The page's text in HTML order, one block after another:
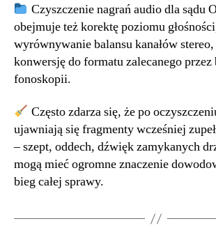
Czyszczenie nagrań audio dla sądu
obejmuje też korektę poziomu
wyrównywanie balansu kanałów
konwersję do formatu zalecanego przez
fonoskopii.
Często zdarza się, że po
ujawniają się fragmenty wcześniej
– szept, oddech, dźwięk zamykanych
mogą mieć ogromne znaczenie
bieg całej sprawy.